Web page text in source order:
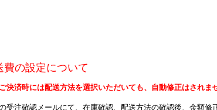
費の設定について
決済時には配送方法を選択いただいても、自動修正はされま
受注確認メールにて、在庫確認、配送方法の確認後、金額修